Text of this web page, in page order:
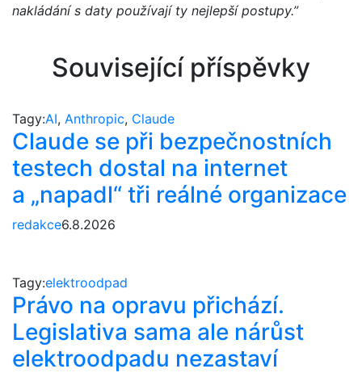
nakládání s daty používají ty nejlepší postupy.”
Související příspěvky
Tagy:AI, Anthropic, Claude
Claude se při bezpečnostních
testech dostal na internet
a „napadl“ tři reálné organizace
redakce6.8.2026
Tagy:elektroodpad
Právo na opravu přichází.
Legislativa sama ale nárůst
elektroodpadu nezastaví